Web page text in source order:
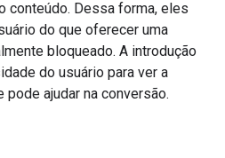
conteúdo. Dessa forma, eles
do que oferecer uma
bloqueado. A introdução
do usuário para ver a
ajudar na conversão.